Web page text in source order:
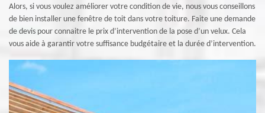
Alors, si vous voulez améliorer votre condition de vie, nous vous conseillons
de bien installer une fenêtre de toit dans votre toiture. Faite une demande
de devis pour connaitre le prix d’intervention de la pose d’un velux. Cela
vous aide à garantir votre suffisance budgétaire et la durée d’intervention.